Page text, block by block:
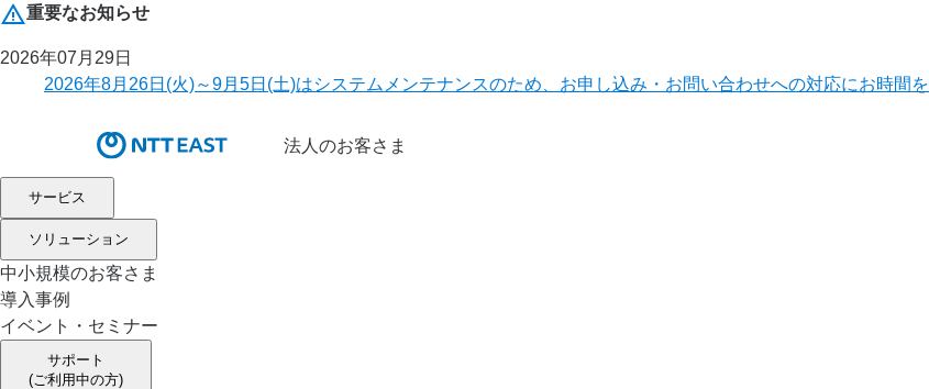
重要なお知らせ
2026年07月29日
2026年8月26日(火)～9月5日(土)はシステムメンテナンスのため、お申し込み・お問い合わせへの対応にお時間
法人のお客さま
サービス
ソリューション
中小規模のお客さま
導入事例
イベント・セミナー
サポート
(ご利用中の方)